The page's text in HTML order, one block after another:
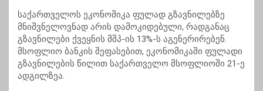
საქართველოს ეკონომიკა ფულად გზავნილებზე
მნიშვნელოვნად არის დამოკიდებული, რადგანაც
გზავნილები ქვეყნის მშპ-ის 13%-ს აგენერირებენ.
მსოფლიო ბანკის შეფასებით, ეკონომიკაში ფულადი
გზავნილების წილით საქართველო მსოფლიოში 21-ე
ადგილზეა.